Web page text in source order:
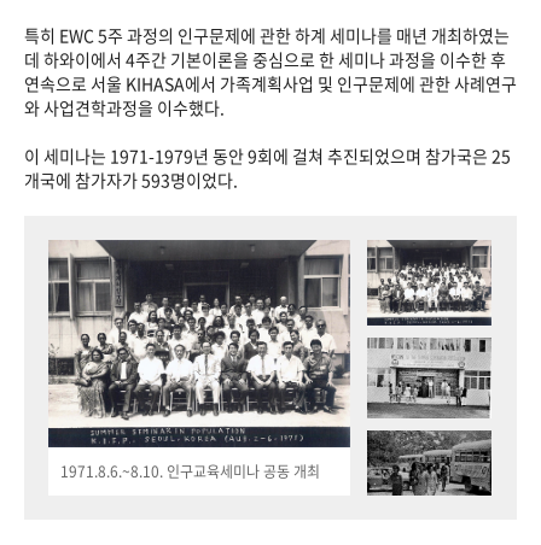
특히 EWC 5주 과정의 인구문제에 관한 하계 세미나를 매년 개최하였는
데 하와이에서 4주간 기본이론을 중심으로 한 세미나 과정을 이수한 후
연속으로 서울 KIHASA에서 가족계획사업 및 인구문제에 관한 사례연구
와 사업견학과정을 이수했다.
이 세미나는 1971-1979년 동안 9회에 걸쳐 추진되었으며 참가국은 25
개국에 참가자가 593명이었다.
1971.8.6.~8.10. 인구교육세미나 공동 개최